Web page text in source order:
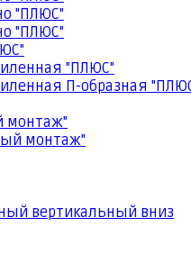
"ПЛЮС"
"ПЛЮС"
"ПЛЮС"
П-образная
монтаж"
монтаж"
вертикальный вниз